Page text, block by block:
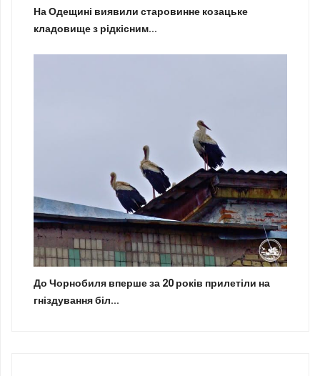
На Одещині виявили старовинне козацьке
кладовище з рідкісним...
До Чорнобиля вперше за 20 років прилетіли на
гніздування біл...